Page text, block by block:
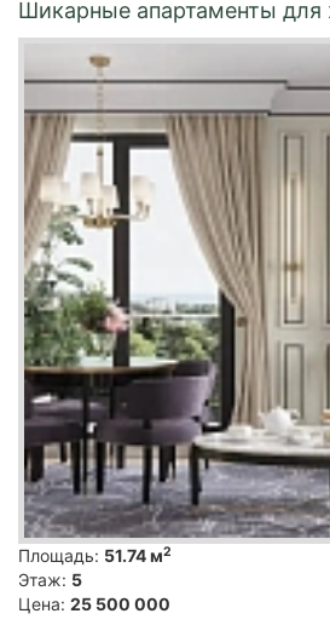
Шикарные апартаменты для
Площадь: 51.74 м2
Этаж: 5
Цена: 25 500 000